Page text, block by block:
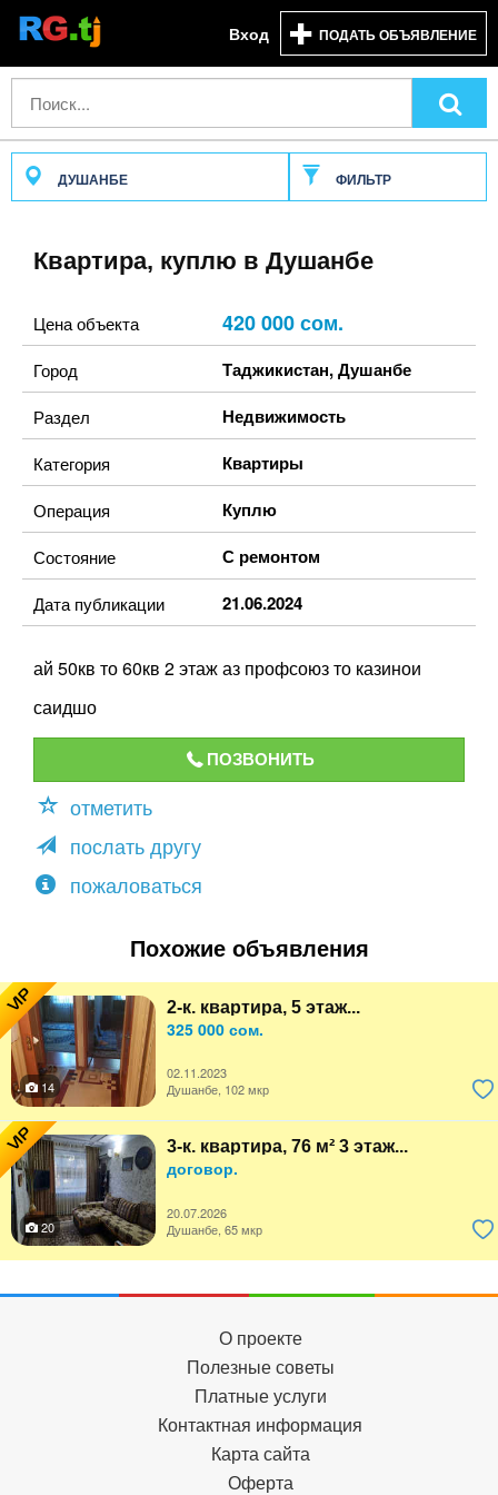
Вход ПОДАТЬ ОБЪЯВЛЕНИЕ
ДУШАНБЕ ФИЛЬТР
Квартира, куплю в Душанбе
Цена объекта 420 000 сом.
Город Таджикистан,Душанбе
Раздел Недвижимость
Категория Квартиры
Операция Куплю
Состояние С ремонтом
Дата публикации 21.06.2024
ай 50кв то 60кв 2 этаж аз профсоюз то казинои
саидшо
ПОЗВОНИТЬ
отметить
послать другу
пожаловаться
Похожие объявления
VIP 2-к. квартира, 5 этаж...
325 000 сом.
02.11.2023
14
Душанбе, 102 мкр
VIP 3-к. квартира, 76 м² 3 этаж...
договор.
20.07.2026
20
Душанбе, 65 мкр
О проекте
Полезные советы
Платные услуги
Контактная информация
Карта сайта
Оферта